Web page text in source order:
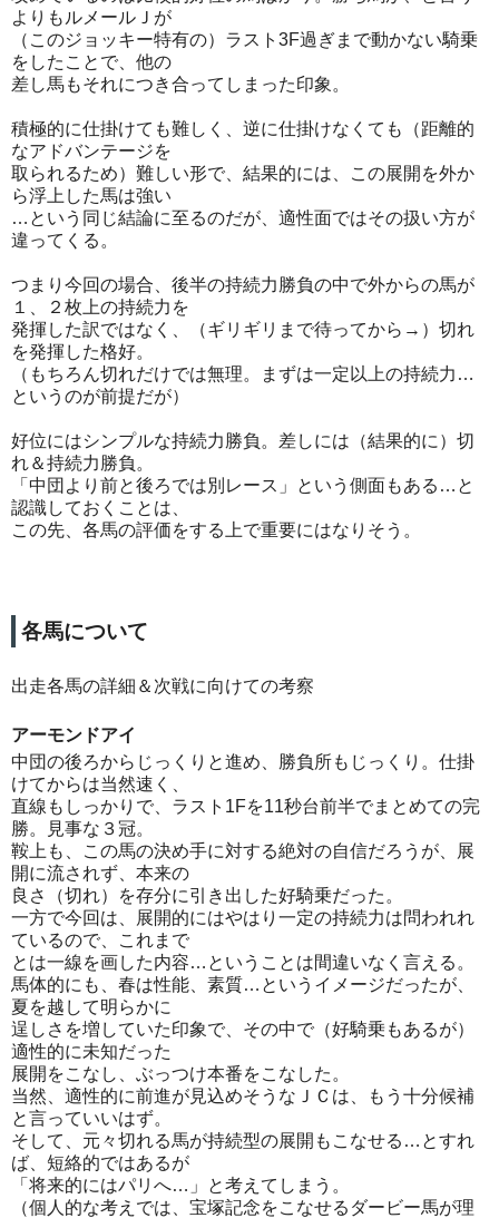
よりもルメールＪが
（このジョッキー特有の）ラスト3F過ぎまで動かない騎乗
をしたことで、他の
差し馬もそれにつき合ってしまった印象。
積極的に仕掛けても難しく、逆に仕掛けなくても（距離的
なアドバンテージを
取られるため）難しい形で、結果的には、この展開を外か
ら浮上した馬は強い
…という同じ結論に至るのだが、適性面ではその扱い方が
違ってくる。
つまり今回の場合、後半の持続力勝負の中で外からの馬が
１、２枚上の持続力を
発揮した訳ではなく、（ギリギリまで待ってから→）切れ
を発揮した格好。
（もちろん切れだけでは無理。まずは一定以上の持続力…
というのが前提だが）
好位にはシンプルな持続力勝負。差しには（結果的に）切
れ＆持続力勝負。
「中団より前と後ろでは別レース」という側面もある…と
認識しておくことは、
この先、各馬の評価をする上で重要にはなりそう。
各馬について
出走各馬の詳細＆次戦に向けての考察
アーモンドアイ
中団の後ろからじっくりと進め、勝負所もじっくり。仕掛
けてからは当然速く、
直線もしっかりで、ラスト1Fを11秒台前半でまとめての完
勝。見事な３冠。
鞍上も、この馬の決め手に対する絶対の自信だろうが、展
開に流されず、本来の
良さ（切れ）を存分に引き出した好騎乗だった。
一方で今回は、展開的にはやはり一定の持続力は問われれ
ているので、これまで
とは一線を画した内容…ということは間違いなく言える。
馬体的にも、春は性能、素質…というイメージだったが、
夏を越して明らかに
逞しさを増していた印象で、その中で（好騎乗もあるが）
適性的に未知だった
展開をこなし、ぶっつけ本番をこなした。
当然、適性的に前進が見込めそうなＪＣは、もう十分候補
と言っていいはず。
そして、元々切れる馬が持続型の展開もこなせる…とすれ
ば、短絡的ではあるが
「将来的にはパリへ…」と考えてしまう。
（個人的な考えでは、宝塚記念をこなせるダービー馬が理